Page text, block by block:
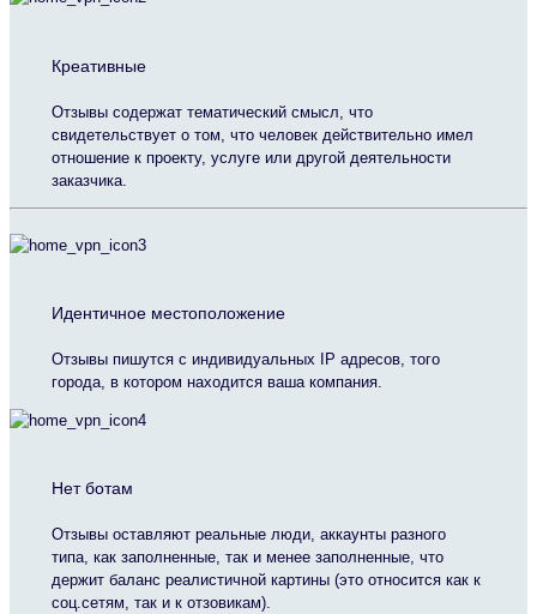
Креативные
Отзывы содержат тематический смысл, что
свидетельствует о том, что человек действительно имел
отношение к проекту, услуге или другой деятельности
заказчика.
Идентичное местоположение
Отзывы пишутся с индивидуальных IP адресов, того
города, в котором находится ваша компания.
Нет ботам
Отзывы оставляют реальные люди, аккаунты разного
типа, как заполненные, так и менее заполненные, что
держит баланс реалистичной картины (это относится как к
соц.сетям, так и к отзовикам).